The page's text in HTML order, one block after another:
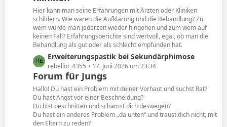
e
t
e
B
e
i
t
r
ä
g
e
Hier kann man seine Erfahrungen mit Ärzten oder Kliniken
schildern. Wie waren die Aufklärung und die Behandlung? Zu
wem würde man jederzeit wieder hingehen und zum wem auf
keinen Fall? Erfahrungsberichte sind wertvoll, egal, ob man die
Behandlung als gut oder als schlecht empfunden hat.
L
e
t
z
t
e
B
Erweiterungspastik bei Sekundärphimose
rebellot_4355 17. Juni 2026 um 23:34
Forum für Jungs
Hallo! Du hast ein Problem mit deiner Vorhaut und suchst Rat?
Du hast Angst vor einer Beschneidung?
Du bist beschnitten und schämst dich deswegen?
Du hast ein anderes Problem „da unten“ und traust dich nicht, mit
den Eltern zu reden?